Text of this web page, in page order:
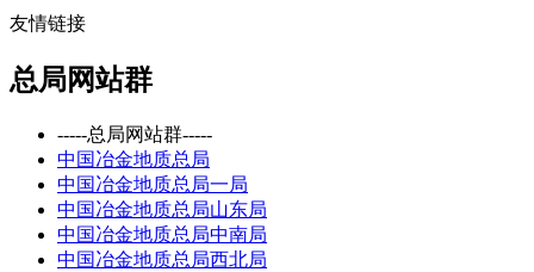
友情链接
总局网站群
-----总局网站群-----
中国冶金地质总局
中国冶金地质总局一局
中国冶金地质总局山东局
中国冶金地质总局中南局
中国冶金地质总局西北局